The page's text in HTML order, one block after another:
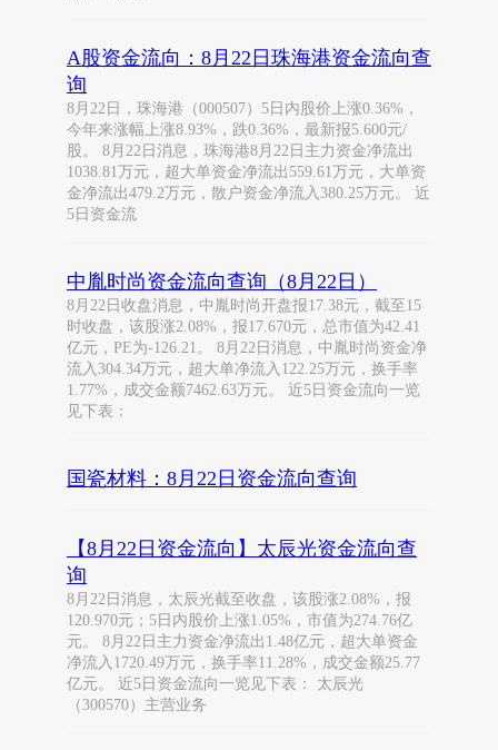
A股资金流向：8月22日珠海港资金流向查
询
8月22日，珠海港（000507）5日内股价上涨0.36%，
今年来涨幅上涨8.93%，跌0.36%，最新报5.600元/
股。 8月22日消息，珠海港8月22日主力资金净流出
1038.81万元，超大单资金净流出559.61万元，大单资
金净流出479.2万元，散户资金净流入380.25万元。 近
5日资金流
中胤时尚资金流向查询（8月22日）
8月22日收盘消息，中胤时尚开盘报17.38元，截至15
时收盘，该股涨2.08%，报17.670元，总市值为42.41
亿元，PE为-126.21。 8月22日消息，中胤时尚资金净
流入304.34万元，超大单净流入122.25万元，换手率
1.77%，成交金额7462.63万元。 近5日资金流向一览
见下表：
国瓷材料：8月22日资金流向查询
【8月22日资金流向】太辰光资金流向查
询
8月22日消息，太辰光截至收盘，该股涨2.08%，报
120.970元；5日内股价上涨1.05%，市值为274.76亿
元。 8月22日主力资金净流出1.48亿元，超大单资金
净流入1720.49万元，换手率11.28%，成交金额25.77
亿元。 近5日资金流向一览见下表： 太辰光
（300570）主营业务